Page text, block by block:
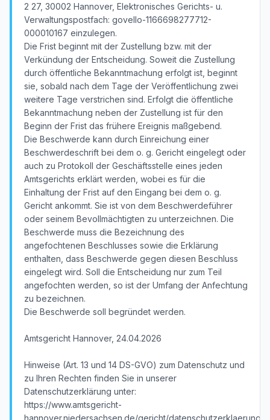
2 27, 30002 Hannover, Elektronisches Gerichts- u.
Verwaltungspostfach: govello-1166698277712-
000010167 einzulegen.
Die Frist beginnt mit der Zustellung bzw. mit der
Verkündung der Entscheidung. Soweit die Zustellung
durch öffentliche Bekanntmachung erfolgt ist, beginnt
sie, sobald nach dem Tage der Veröffentlichung zwei
weitere Tage verstrichen sind. Erfolgt die öffentliche
Bekanntmachung neben der Zustellung ist für den
Beginn der Frist das frühere Ereignis maßgebend.
Die Beschwerde kann durch Einreichung einer
Beschwerdeschrift bei dem o. g. Gericht eingelegt oder
auch zu Protokoll der Geschäftsstelle eines jeden
Amtsgerichts erklärt werden, wobei es für die
Einhaltung der Frist auf den Eingang bei dem o. g.
Gericht ankommt. Sie ist von dem Beschwerdeführer
oder seinem Bevollmächtigten zu unterzeichnen. Die
Beschwerde muss die Bezeichnung des
angefochtenen Beschlusses sowie die Erklärung
enthalten, dass Beschwerde gegen diesen Beschluss
eingelegt wird. Soll die Entscheidung nur zum Teil
angefochten werden, so ist der Umfang der Anfechtung
zu bezeichnen.
Die Beschwerde soll begründet werden.
Amtsgericht Hannover, 24.04.2026
Hinweise (Art. 13 und 14 DS-GVO) zum Datenschutz und
zu Ihren Rechten finden Sie in unserer
Datenschutzerklärung unter:
https://www.amtsgericht-
hannover.niedersachsen.de/gericht/datenschutzerklaerung/